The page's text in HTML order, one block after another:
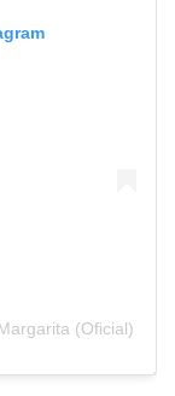
(Oficial)